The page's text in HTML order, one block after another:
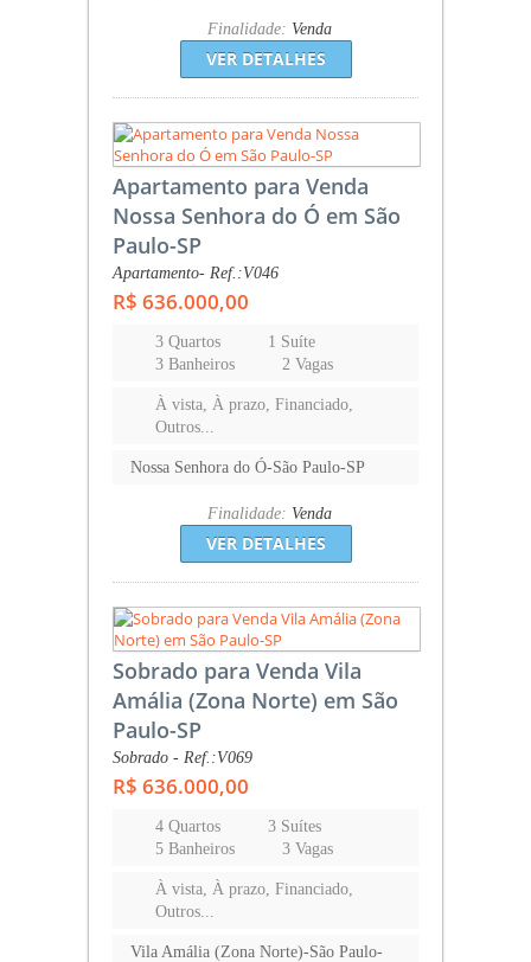
Finalidade: Venda
VER DETALHES
Apartamento para Venda
Nossa Senhora do Ó em São
Paulo-SP
Apartamento- Ref.:V046
R$ 636.000,00
3 Quartos
1 Suíte
3 Banheiros
2 Vagas
À vista, À prazo, Financiado,
Outros...
Nossa Senhora do Ó-São Paulo-SP
Finalidade: Venda
VER DETALHES
Sobrado para Venda Vila
Amália (Zona Norte) em São
Paulo-SP
Sobrado - Ref.:V069
R$ 636.000,00
4 Quartos
3 Suítes
5 Banheiros
3 Vagas
À vista, À prazo, Financiado,
Outros...
Vila Amália (Zona Norte)-São Paulo-